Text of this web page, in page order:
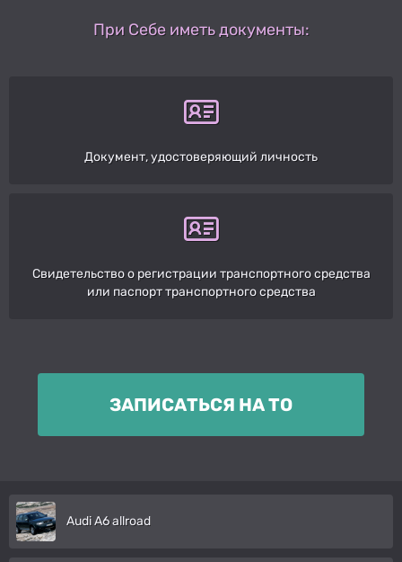
При Себе иметь документы:
Документ, удостоверяющий личность
Свидетельство о регистрации транспортного средства
или паспорт транспортного средства
ЗАПИСАТЬСЯ НА ТО
Audi A6 allroad